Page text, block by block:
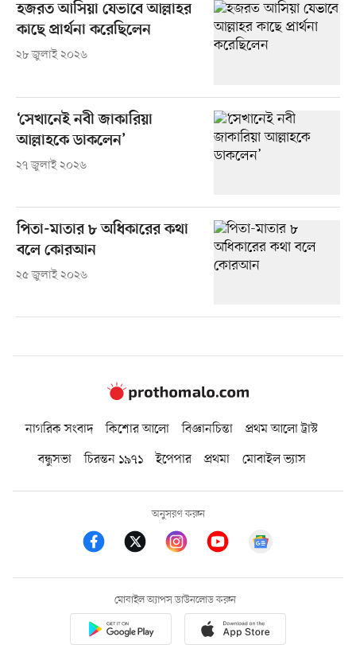
হজরত আসিয়া যেভাবে আল্লাহর
কাছে প্রার্থনা করেছিলেন
২৮ জুলাই ২০২৬
‘সেখানেই নবী জাকারিয়া
আল্লাহকে ডাকলেন’
২৭ জুলাই ২০২৬
পিতা-মাতার ৮ অধিকারের কথা
বলে কোরআন
২৫ জুলাই ২০২৬
নাগরিক সংবাদ কিশোর আলো বিজ্ঞানচিন্তা
প্রথম আলো ট্রাস্ট
বন্ধুসভা
চিরন্তন ১৯৭১ ইপেপার প্রথমা মোবাইল ভ্যাস
অনুসরণ করুন
মোবাইল অ্যাপস ডাউনলোড করুন